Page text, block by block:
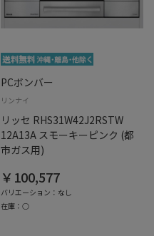
PCボンバー
リンナイ
リッセ RHS31W42J2RSTW
12A13A スモーキーピンク (都
市ガス用)
￥100,577
バリエーション：なし
在庫：○